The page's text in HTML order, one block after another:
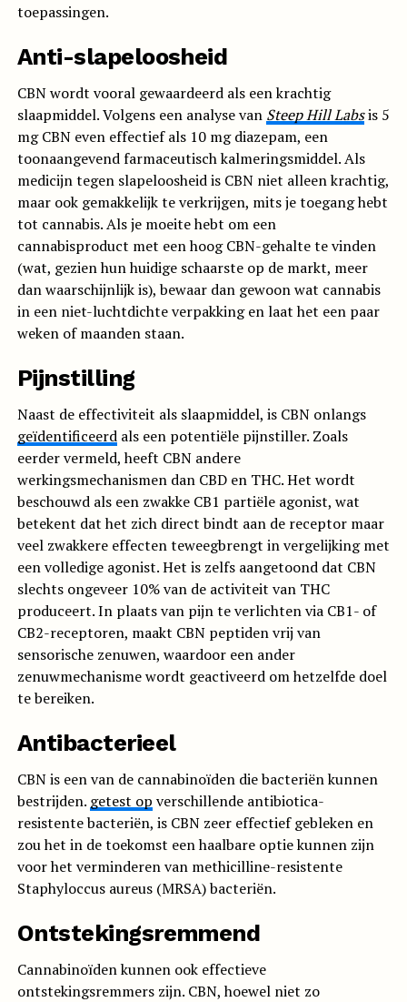
toepassingen.
Anti-slapeloosheid
CBN wordt vooral gewaardeerd als een krachtig
slaapmiddel. Volgens een analyse van Steep Hill Labsis 5
mg CBN even effectief als 10 mg diazepam, een
toonaangevend farmaceutisch kalmeringsmiddel. Als
medicijn tegen slapeloosheid is CBN niet alleen krachtig,
maar ook gemakkelijk te verkrijgen, mits je toegang hebt
tot cannabis. Als je moeite hebt om een
cannabisproduct met een hoog CBN-gehalte te vinden
(wat, gezien hun huidige schaarste op de markt, meer
dan waarschijnlijk is), bewaar dan gewoon wat cannabis
in een niet-luchtdichte verpakking en laat het een paar
weken of maanden staan.
Pijnstilling
Naast de effectiviteit als slaapmiddel, is CBN onlangs
geïdentificeerdals een potentiële pijnstiller. Zoals
eerder vermeld, heeft CBN andere
werkingsmechanismen dan CBD en THC. Het wordt
beschouwd als een zwakke CB1 partiële agonist, wat
betekent dat het zich direct bindt aan de receptor maar
veel zwakkere effecten teweegbrengt in vergelijking met
een volledige agonist. Het is zelfs aangetoond dat CBN
slechts ongeveer 10% van de activiteit van THC
produceert. In plaats van pijn te verlichten via CB1- of
CB2-receptoren, maakt CBN peptiden vrij van
sensorische zenuwen, waardoor een ander
zenuwmechanisme wordt geactiveerd om hetzelfde doel
te bereiken.
Antibacterieel
CBN is een van de cannabinoïden die bacteriën kunnen
bestrijden. getest op verschillende antibiotica-
resistente bacteriën, is CBN zeer effectief gebleken en
zou het in de toekomst een haalbare optie kunnen zijn
voor het verminderen van methicilline-resistente
Staphyloccus aureus (MRSA) bacteriën.
Ontstekingsremmend
Cannabinoïden kunnen ook effectieve
ontstekingsremmers zijn. CBN, hoewel niet zo